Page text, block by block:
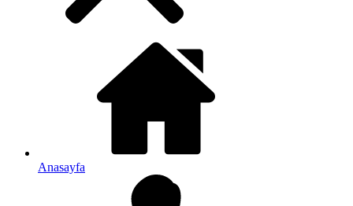
Anasayfa